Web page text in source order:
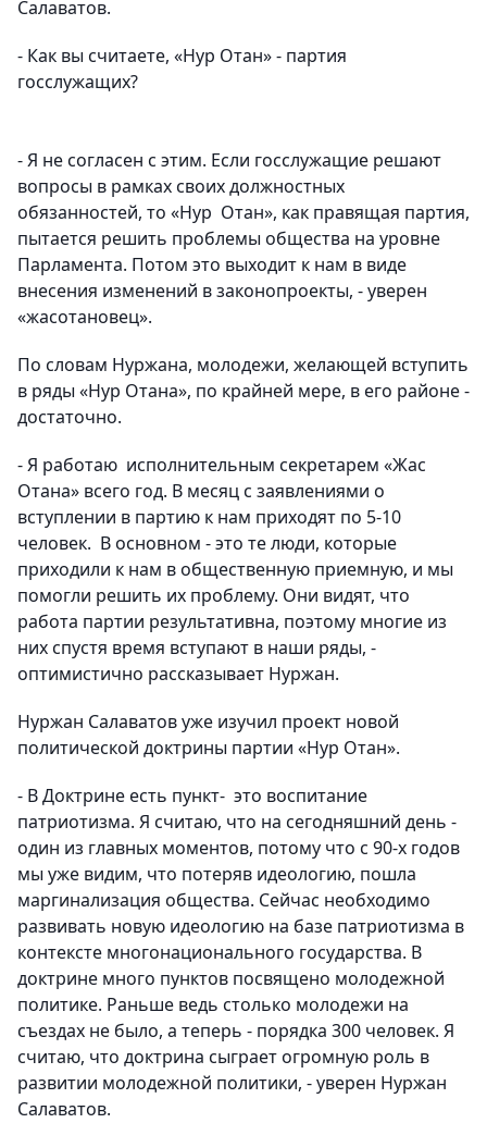
Салаватов.
- Как вы считаете, «Нур Отан» - партия
госслужащих?
- Я не согласен с этим. Если госслужащие решают
вопросы в рамках своих должностных
обязанностей, то «Нур Отан», как правящая партия,
пытается решить проблемы общества на уровне
Парламента. Потом это выходит к нам в виде
внесения изменений в законопроекты, - уверен
«жасотановец».
По словам Нуржана, молодежи, желающей вступить
в ряды «Нур Отана», по крайней мере, в его районе -
достаточно.
- Я работаю исполнительным секретарем «Жас
Отана» всего год. В месяц с заявлениями о
вступлении в партию к нам приходят по 5-10
человек. В основном - это те люди, которые
приходили к нам в общественную приемную, и мы
помогли решить их проблему. Они видят, что
работа партии результативна, поэтому многие из
них спустя время вступают в наши ряды, -
оптимистично рассказывает Нуржан.
Нуржан Салаватов уже изучил проект новой
политической доктрины партии «Нур Отан».
- В Доктрине есть пункт- это воспитание
патриотизма. Я считаю, что на сегодняшний день -
один из главных моментов, потому что с 90-х годов
мы уже видим, что потеряв идеологию, пошла
маргинализация общества. Сейчас необходимо
развивать новую идеологию на базе патриотизма в
контексте многонационального государства. В
доктрине много пунктов посвящено молодежной
политике. Раньше ведь столько молодежи на
съездах не было, а теперь - порядка 300 человек. Я
считаю, что доктрина сыграет огромную роль в
развитии молодежной политики, - уверен Нуржан
Салаватов.